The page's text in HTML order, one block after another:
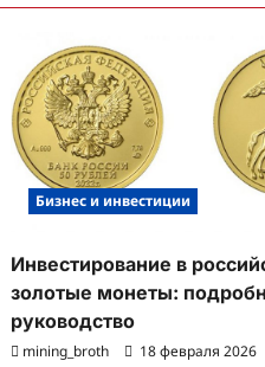
Бизнес и инвестиции
Инвестирование в
золотые монеты:
руководство
mining_broth 18 февраля 2026